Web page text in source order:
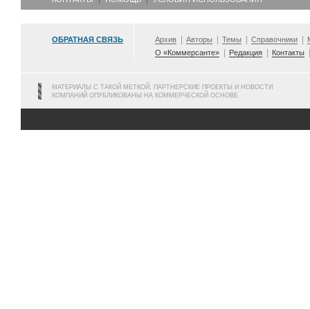
ОБРАТНАЯ СВЯЗЬ Архив Авторы Темы Справочники
О «Коммерсанте»
Редакция Контакты
МАТЕРИАЛЫ С ТАКОЙ МЕТКОЙ, ПАРТНЕРСКИЕ ПРОЕКТЫ И НОВОСТИ
КОМПАНИЙ ОПУБЛИКОВАНЫ НА КОММЕРЧЕСКОЙ ОСНОВЕ